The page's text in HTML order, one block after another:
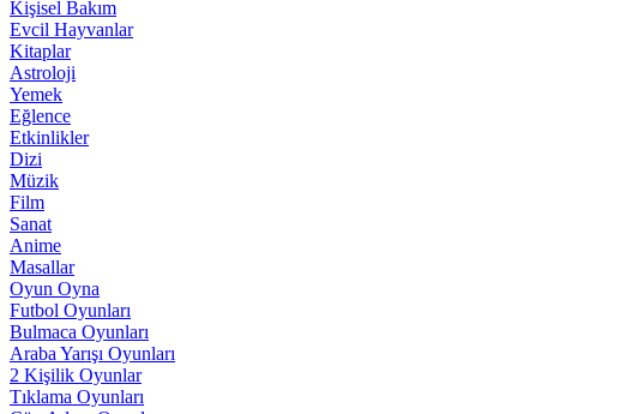
Kişisel Bakım
Evcil Hayvanlar
Kitaplar
Astroloji
Yemek
Eğlence
Etkinlikler
Dizi
Müzik
Film
Sanat
Anime
Masallar
Oyun Oyna
Futbol Oyunları
Bulmaca Oyunları
Araba Yarışı Oyunları
2 Kişilik Oyunlar
Tıklama Oyunları